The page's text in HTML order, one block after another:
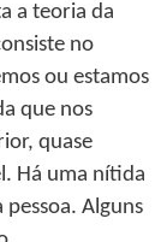
a teoria da
no
ou estamos
que nos
quase
Há uma nítida
Alguns